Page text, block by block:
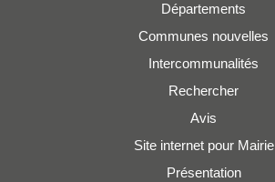
Départements
Communes nouvelles
Intercommunalités
Rechercher
Avis
Site internet pour Mairie
Présentation